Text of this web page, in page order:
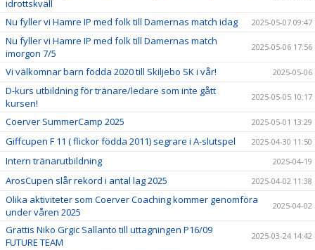
idrottskväll
Nu fyller vi Hamre IP med folk till Damernas match idag 2025-05-07 09:47
Nu fyller vi Hamre IP med folk till Damernas match
imorgon 7/5
2025-05-06 17:56
Vi välkomnar barn födda 2020 till Skiljebo SK i vår! 2025-05-06
D-kurs utbildning för tränare/ledare som inte gått
kursen!
2025-05-05 10:17
Coerver SummerCamp 2025 2025-05-01 13:29
Giffcupen F 11 ( flickor födda 2011) segrare i A-slutspel 2025-04-30 11:50
Intern tränarutbildning 2025-04-19
ArosCupen slår rekord i antal lag 2025 2025-04-02 11:38
Olika aktiviteter som Coerver Coaching kommer genomföra
under våren 2025
2025-04-02
Grattis Niko Grgic Sallanto till uttagningen P16/09
FUTURE TEAM
2025-03-24 14:42